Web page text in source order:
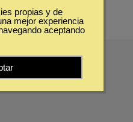
Maestro (Diplomado
propias y de
mejor experiencia
aceptando